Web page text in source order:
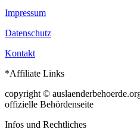
Impressum
Datenschutz
Kontakt
*Affiliate Links
copyright ©
offizielle Behördenseite
Infos und Rechtliches